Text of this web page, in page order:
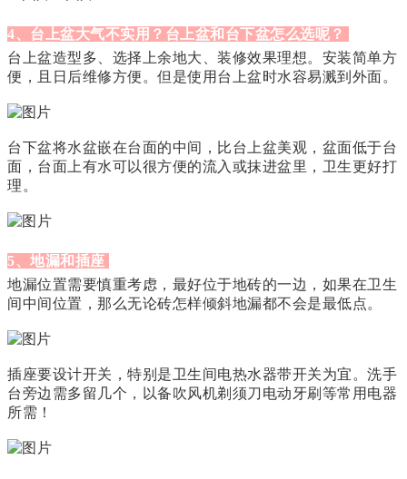
4、台上盆大气不实用？台上盆和台下盆怎么选呢？
台上盆造型多、选择上余地大、装修效果理想。安装简单方
便，且日后维修方便。但是使用台上盆时水容易溅到外面。
台下盆将水盆嵌在台面的中间，比台上盆美观，盆面低于台
面，台面上有水可以很方便的流入或抹进盆里，卫生更好打
理。
5、地漏和插座
地漏位置需要慎重考虑，最好位于地砖的一边，如果在卫生
间中间位置，那么无论砖怎样倾斜地漏都不会是最低点。
插座要设计开关，特别是卫生间电热水器带开关为宜。洗手
台旁边需多留几个，以备吹风机剃须刀电动牙刷等常用电器
所需！